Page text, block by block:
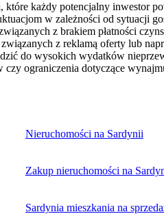
każdy potencjalny inwestor
w zależności od sytuacji
z brakiem płatności
z reklamą oferty lub
do wysokich wydatków
ograniczenia dotyczące
Nieruchomości na Sardynii
Zakup nieruchomości na
Sardynia mieszkania na